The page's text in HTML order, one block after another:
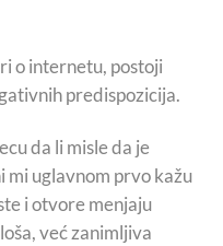
o internetu, postoji
predispozicija.
da li misle da je
mi uglavnom prvo kažu
i otvore menjaju
već zanimljiva